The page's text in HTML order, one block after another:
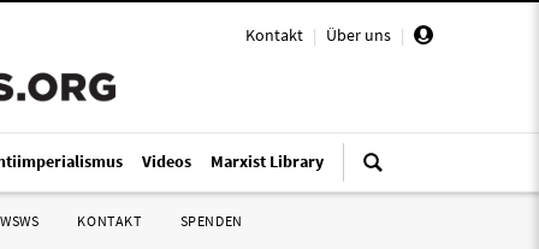
Kontakt | Über uns |
Videos Marxist Library
KONTAKT SPENDEN